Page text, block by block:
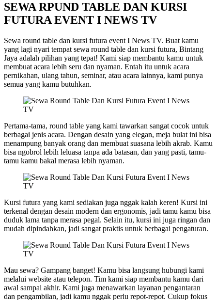
SEWA RPUND TABLE DAN KURSI
FUTURA EVENT I NEWS TV
Sewa round table dan kursi futura event I News TV. Buat kamu
yang lagi nyari tempat sewa round table dan kursi futura, Bintang
Jaya adalah pilihan yang tepat! Kami siap membantu kamu untuk
membuat acara lebih seru dan nyaman. Entah itu untuk acara
pernikahan, ulang tahun, seminar, atau acara lainnya, kami punya
semua yang kamu butuhkan.
Pertama-tama, round table yang kami tawarkan sangat cocok untuk
berbagai jenis acara. Dengan desain yang elegan, meja bulat ini bisa
menampung banyak orang dan membuat suasana lebih akrab. Kamu
bisa ngobrol lebih leluasa tanpa ada batasan, dan yang pasti, tamu-
tamu kamu bakal merasa lebih nyaman.
Kursi futura yang kami sediakan juga nggak kalah keren! Kursi ini
terkenal dengan desain modern dan ergonomis, jadi tamu kamu bisa
duduk lama tanpa merasa pegal. Selain itu, kursi ini juga ringan dan
mudah dipindahkan, jadi sangat praktis untuk berbagai pengaturan.
Mau sewa? Gampang banget! Kamu bisa langsung hubungi kami
melalui website atau telepon. Tim kami siap membantu kamu dari
awal sampai akhir. Kami juga menawarkan layanan pengantaran
dan pengambilan, jadi kamu nggak perlu repot-repot. Cukup fokus